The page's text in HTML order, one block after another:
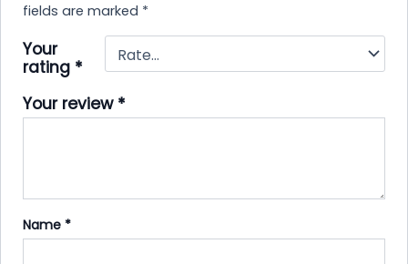
fields are marked *
Your
rating *
Your review *
Name *